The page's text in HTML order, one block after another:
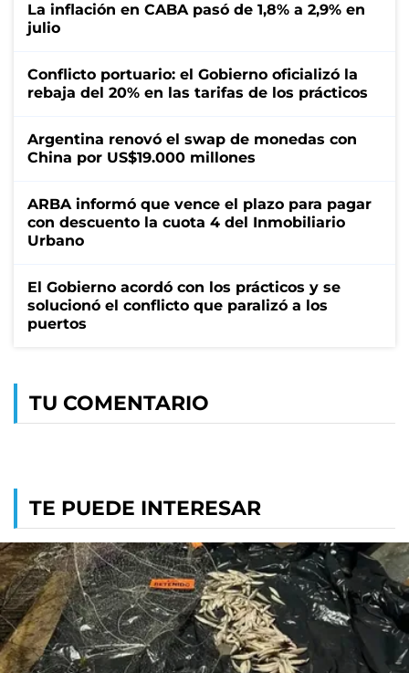
La inflación en CABA pasó de 1,8% a 2,9% en
julio
Conflicto portuario: el Gobierno oficializó la
rebaja del 20% en las tarifas de los prácticos
Argentina renovó el swap de monedas con
China por US$19.000 millones
ARBA informó que vence el plazo para pagar
con descuento la cuota 4 del Inmobiliario
Urbano
El Gobierno acordó con los prácticos y se
solucionó el conflicto que paralizó a los
puertos
TU COMENTARIO
TE PUEDE INTERESAR